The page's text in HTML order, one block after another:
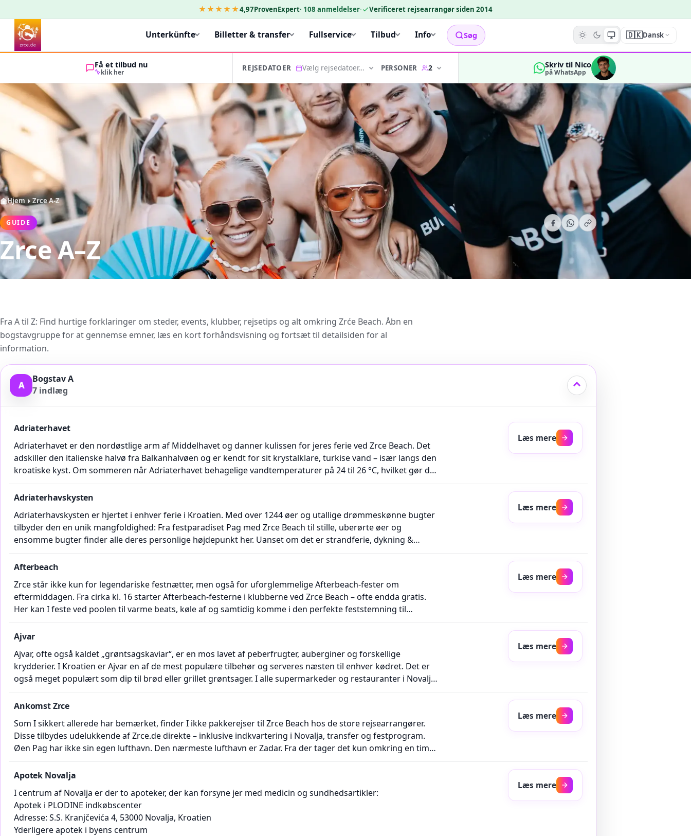
★★★★★4,97ProvenExpert· 108 anmeldelser· Verificeret rejsearrangør siden 2014
Unterkünfte Billetter & transfer Fullservice Tilbud Info Søg 🇩🇰Dansk
Få et tilbud nu
klik her REJSEDATOER Vælg rejsedatoer… PERSONER 2 Skriv til Nico
på WhatsApp
Hjem Zrce A-Z
GUIDE
Zrce A–Z
Fra A til Z: Find hurtige forklaringer om steder, events, klubber, rejsetips og alt omkring Zrće Beach. Åbn en
bogstavgruppe for at gennemse emner, læs en kort forhåndsvisning og fortsæt til detailsiden for al
information.
A
Bogstav A
7 indlæg
Adriaterhavet
Adriaterhavet er den nordøstlige arm af Middelhavet og danner kulissen for jeres ferie ved Zrce Beach. Det
adskiller den italienske halvø fra Balkanhalvøen og er kendt for sit krystalklare, turkise vand – især langs den
kroatiske kyst. Om sommeren når Adriaterhavet behagelige vandtemperaturer på 24 til 26 °C, hvilket gør det
klart – ideelle forhold til at tanke ny energi i løbet af dagen. Adriaterhavet…
Læs mere
Adriaterhavskysten
Adriaterhavskysten er hjertet i enhver ferie i Kroatien. Med over 1244 øer og utallige drømmeskønne bugter
tilbyder den en unik mangfoldighed: Fra festparadiset Pag med Zrce Beach til stille, uberørte øer og
ensomme bugter finder alle deres personlige højdepunkt her. Uanset om det er strandferie, dykning &
søger variation. Selvfølgelig er der ikke noget sted, hvor I kan feste så legendarisk som…
Læs mere
Afterbeach
Zrce står ikke kun for legendariske festnætter, men også for uforglemmelige Afterbeach-fester om
eftermiddagen. Fra cirka kl. 16 starter Afterbeach-festerne i klubberne ved Zrce Beach – ofte endda gratis.
Her kan I feste ved poolen til varme beats, køle af og samtidig komme i den perfekte feststemning til
ned, forvandles poolerne ved Afterbeach-festerne til dansegulve. Så fortsætter festen sømløst ind i…
Læs mere
Ajvar
Ajvar, ofte også kaldet „grøntsagskaviar“, er en mos lavet af peberfrugter, auberginer og forskellige
krydderier. I Kroatien er Ajvar en af de mest populære tilbehør og serveres næsten til enhver kødret. Det er
også meget populært som dip til brød eller grillet grøntsager. I alle supermarkeder og restauranter i Novalja
under jeres Zrce-ferie. Ajvar hører simpelthen til Kroatien og fuldender mange retter…
Læs mere
Ankomst Zrce
Som I sikkert allerede har bemærket, finder I ikke pakkerejser til Zrce Beach hos de store rejsearrangører.
Disse tilbydes udelukkende af Zrce.de direkte – inklusive indkvartering i Novalja, transfer og festprogram.
Øen Pag har ikke sin egen lufthavn. Den nærmeste lufthavn er Zadar. Fra der tager det kun omkring en time
for at nå øen Pag: I nord med færge fra Prizna til Zigljen (køretid ca. 15 minutter,…
Læs mere
Apotek Novalja
I centrum af Novalja er der to apoteker, der kan forsyne jer med medicin og sundhedsartikler:
Apotek i PLODINE indkøbscenter
Adresse: S.S. Kranjčevića 4, 53000 Novalja, Kroatien
Yderligere apotek i byens centrum
Læs mere